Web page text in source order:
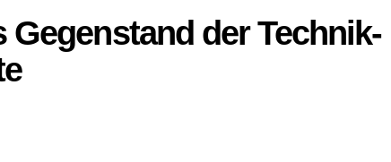
Gegen­stand der Tech­nik-